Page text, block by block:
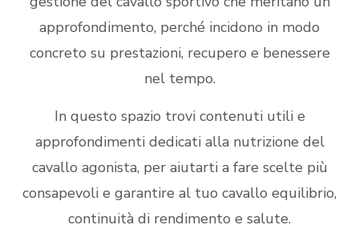
approfondimento, perché incidono in modo
concreto su prestazioni, recupero e benessere
nel tempo.
In questo spazio trovi contenuti utili e
approfondimenti dedicati alla nutrizione del
cavallo agonista, per aiutarti a fare scelte più
consapevoli e garantire al tuo cavallo equilibrio,
continuità di rendimento e salute.